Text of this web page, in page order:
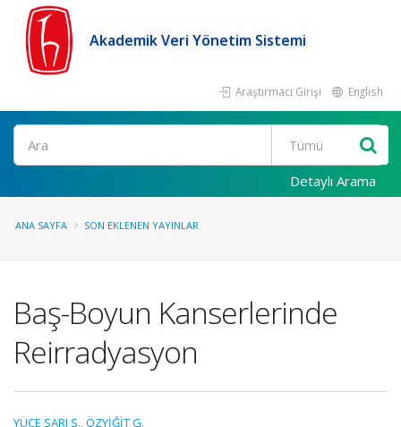
Akademik Veri Yönetim Sistemi
Araştırmacı Girişi English
Ara
Detaylı Arama
ANA SAYFA SON EKLENEN YAYINLAR
Baş-Boyun Kanserlerinde
Reirradyasyon
YÜCE SARI S.,ÖZYİĞİT G.